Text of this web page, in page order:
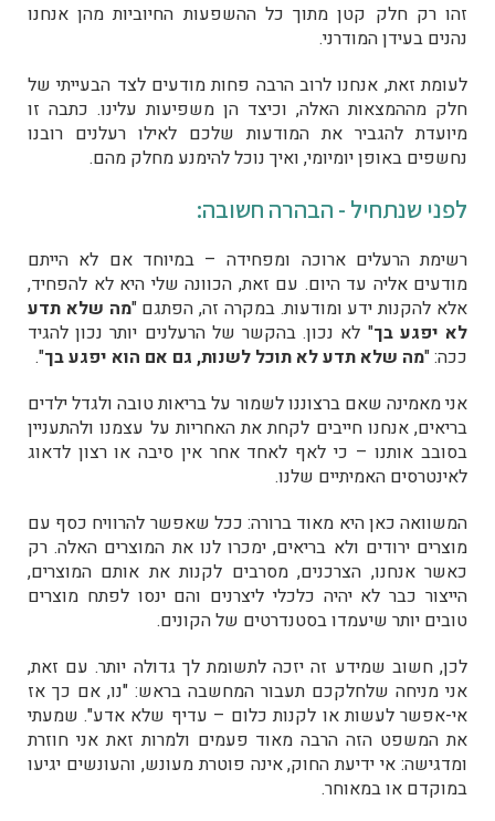
זהו רק חלק קטן מתוך כל ההשפעות החיוביות מהן אנחנו
נהנים בעידן המודרני.
לעומת זאת, אנחנו לרוב הרבה פחות מודעים לצד הבעייתי של
חלק מההמצאות האלה, וכיצד הן משפיעות עלינו. כתבה זו
מיועדת להגביר את המודעות שלכם לאילו רעלנים רובנו
נחשפים באופן יומיומי, ואיך נוכל להימנע מחלק מהם.
לפני שנתחיל - הבהרה חשובה:
רשימת הרעלים ארוכה ומפחידה – במיוחד אם לא הייתם
מודעים אליה עד היום. עם זאת, הכוונה שלי היא לא להפחיד,
אלא להקנות ידע ומודעות. במקרה זה, הפתגם "מה שלא תדע
לא יפגע בך" לא נכון. בהקשר של הרעלנים יותר נכון להגיד
ככה: "מה שלא תדע לא תוכל לשנות, גם אם הוא יפגע בך".
אני מאמינה שאם ברצוננו לשמור על בריאות טובה ולגדל ילדים
בריאים, אנחנו חייבים לקחת את האחריות על עצמנו ולהתעניין
בסובב אותנו – כי לאף לאחד אחר אין סיבה או רצון לדאוג
לאינטרסים האמיתיים שלנו.
המשוואה כאן היא מאוד ברורה: ככל שאפשר להרוויח כסף עם
מוצרים ירודים ולא בריאים, ימכרו לנו את המוצרים האלה. רק
כאשר אנחנו, הצרכנים, מסרבים לקנות את אותם המוצרים,
הייצור כבר לא יהיה כלכלי ליצרנים והם ינסו לפתח מוצרים
טובים יותר שיעמדו בסטנדרטים של הקונים.
לכן, חשוב שמידע זה יזכה לתשומת לך גדולה יותר. עם זאת,
אני מניחה שלחלקכם תעבור המחשבה בראש: "נו, אם כך אז
אי-אפשר לעשות או לקנות כלום – עדיף שלא אדע". שמעתי
את המשפט הזה הרבה מאוד פעמים ולמרות זאת אני חוזרת
ומדגישה: אי ידיעת החוק, אינה פוטרת מעונש, והעונשים יגיעו
במוקדם או במאוחר.